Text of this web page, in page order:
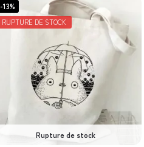
-13%
RUPTURE DE STOCK
Rupture de stock